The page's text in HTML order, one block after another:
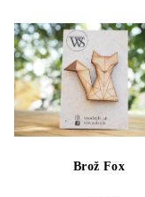
Brož Fox